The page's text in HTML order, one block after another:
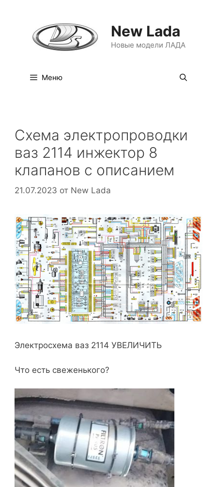
содержимому
New Lada
Новые модели ЛАДА
Меню
Схема электропроводки
ваз 2114 инжектор 8
клапанов с описанием
21.07.2023 от New Lada
Электросхема ваз 2114 УВЕЛИЧИТЬ
Что есть свеженького?